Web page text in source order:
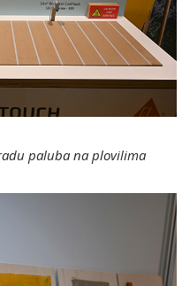
paluba na plovilima